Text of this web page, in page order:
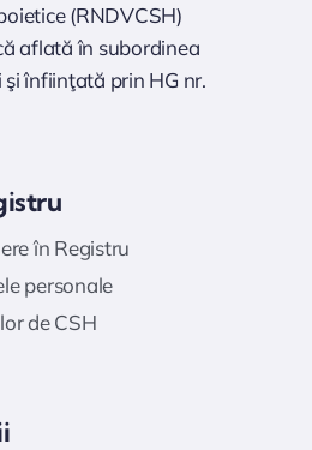
(RNDVCSH)
aflată în subordinea
înfiinţată prin HG nr.
în Registru
personale
de CSH